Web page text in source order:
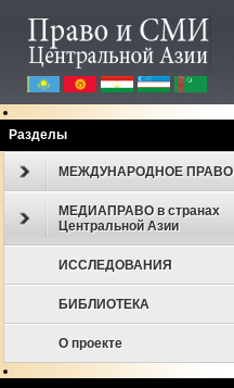
Разделы
МЕЖДУНАРОДНОЕ ПРАВО
МЕДИАПРАВО в странах
Центральной Азии
ИССЛЕДОВАНИЯ
БИБЛИОТЕКА
О проекте